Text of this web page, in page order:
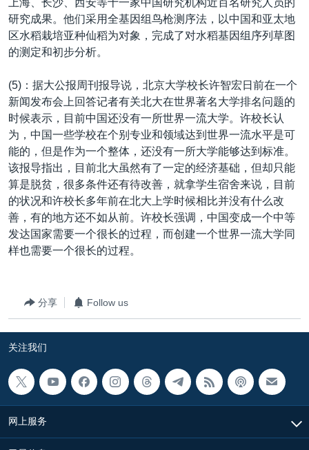
上海、长沙、西安等十一家中国研究机构近百名研究人员的
研究成果。他们采用全基因组鸟枪测序法，以中国和亚太地
区水稻栽培亚种仙稻为对象，完成了对水稻基因组序列草图
的测定和初步分析。
(5)：据大公报周刊报导说，北京大学校长许智宏日前在一个
新闻发布会上回答记者有关北大在世界著名大学排名问题的
时候表示，目前中国还没有一所世界一流大学。许校长认
为，中国一些学校在个别专业和领域达到世界一流水平是可
能的，但是作为一个整体，还没有一所大学能够达到标准。
该报导指出，目前北大虽然有了一定的经济基础，但却只能
算是脱贫，很多条件还有待改善，就拿学生宿舍来说，目前
的状况和许校长多年前在北大上学时候相比并没有什么改
善，有的地方还不如从前。许校长强调，中国变成一个中等
发达国家需要一个很长的过程，而创建一个世界一流大学同
样也需要一个很长的过程。
分享 Follow us
关注我们
网上服务